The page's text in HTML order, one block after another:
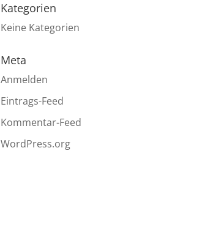
Kategorien
Keine Kategorien
Meta
Anmelden
Eintrags-Feed
Kommentar-Feed
WordPress.org